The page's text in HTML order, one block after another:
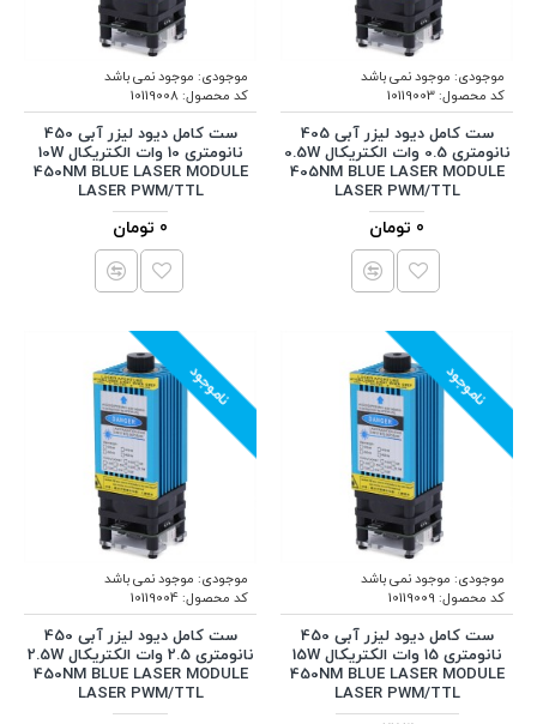
موجودی: موجود نمی باشد
کد محصول:10119003
ست کامل دیود لیزر آبی 405
نانومتری 0.5 وات الکتریکال 0.5W
405NM BLUE LASER MODULE
LASER PWM/TTL
0 تومان
موجودی: موجود نمی باشد
کد محصول:10119008
ست کامل دیود لیزر آبی 450
نانومتری 10 وات الکتریکال 10W
450NM BLUE LASER MODULE
LASER PWM/TTL
0 تومان
ناموجود
موجودی: موجود نمی باشد
کد محصول: 10119009
ست کامل دیود لیزر آبی 450
نانومتری 15 وات الکتریکال 15W
450NM BLUE LASER MODULE
LASER PWM/TTL
ناموجود
موجودی: موجود نمی باشد
کد محصول:10119004
ست کامل دیود لیزر آبی 450
نانومتری 2.5 وات الکتریکال 2.5W
450NM BLUE LASER MODULE
LASER PWM/TTL